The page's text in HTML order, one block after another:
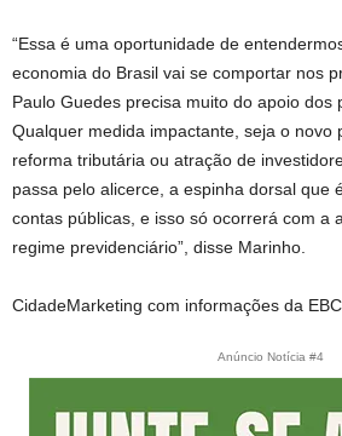
“Essa é uma oportunidade de
economia do Brasil vai se comportar nos
Paulo Guedes precisa muito do apoio dos
Qualquer medida impactante, seja o novo
reforma tributária ou atração de
passa pelo alicerce, a espinha dorsal que
contas públicas, e isso só ocorrerá com a
regime previdenciário”, disse Marinho.
CidadeMarketing com informações da EBC.
Anúncio Notícia #4